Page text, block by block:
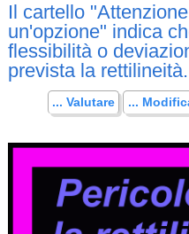
Il cartello
un'opzione" indica
flessibilità o
prevista la rettilineità.
... Valutare ...